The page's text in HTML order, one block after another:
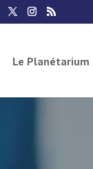
Le Planétarium